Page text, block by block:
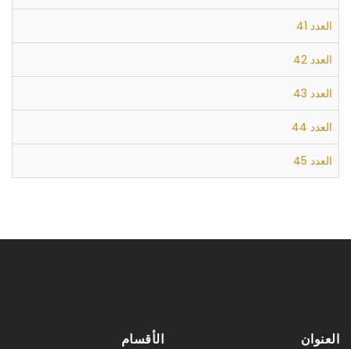
العدد 41
العدد 42
العدد 43
العدد 44
العدد 45
العنوان الأقسام